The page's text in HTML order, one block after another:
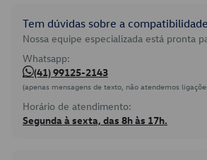
Tem dúvidas sobre a
Nossa equipe especializada está pronta
Whatsapp:
(41) 99125-2143
(apenas mensagens de texto, não atendemos
Horário de atendimento:
Segunda à sexta, das 8h às 17h.